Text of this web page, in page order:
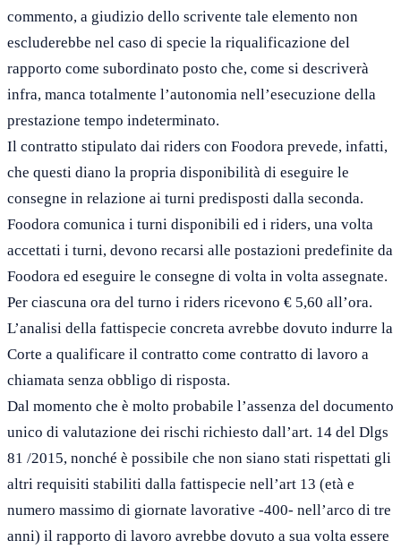
commento, a giudizio dello scrivente tale elemento non
escluderebbe nel caso di specie la riqualificazione del
rapporto come subordinato posto che, come si descriverà
infra, manca totalmente l’autonomia nell’esecuzione della
prestazione tempo indeterminato.
Il contratto stipulato dai riders con Foodora prevede, infatti,
che questi diano la propria disponibilità di eseguire le
consegne in relazione ai turni predisposti dalla seconda.
Foodora comunica i turni disponibili ed i riders, una volta
accettati i turni, devono recarsi alle postazioni predefinite da
Foodora ed eseguire le consegne di volta in volta assegnate.
Per ciascuna ora del turno i riders ricevono € 5,60 all’ora.
L’analisi della fattispecie concreta avrebbe dovuto indurre la
Corte a qualificare il contratto come contratto di lavoro a
chiamata senza obbligo di risposta.
Dal momento che è molto probabile l’assenza del documento
unico di valutazione dei rischi richiesto dall’art. 14 del Dlgs
81 /2015, nonché è possibile che non siano stati rispettati gli
altri requisiti stabiliti dalla fattispecie nell’art 13 (età e
numero massimo di giornate lavorative -400- nell’arco di tre
anni) il rapporto di lavoro avrebbe dovuto a sua volta essere